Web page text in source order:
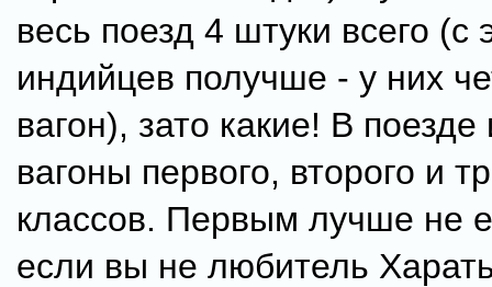
весь поезд 4 штуки всего (с
индийцев получше - у них
вагон), зато какие! В
вагоны первого, второго и
классов. Первым лучше не
если вы не любитель